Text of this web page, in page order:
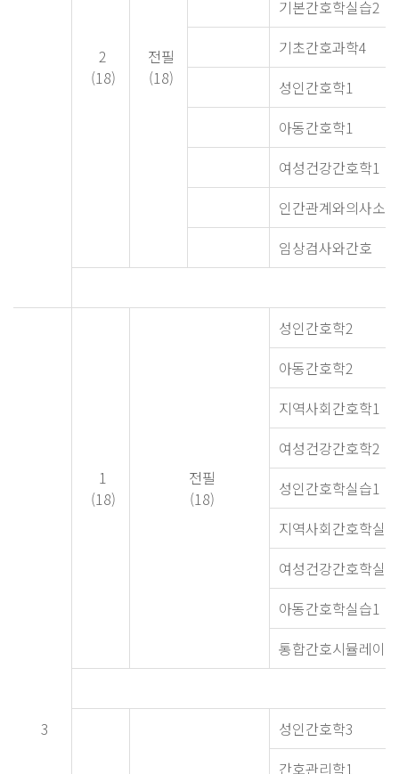
2
(18)
전필
(18)
기본간호학실습2
기초간호과학4
성인간호학1
아동간호학1
여성건강간호학1
인간관계와의사소통
임상검사와간호
3
1
(18)
전필
(18)
성인간호학2
아동간호학2
지역사회간호학1
여성건강간호학2
성인간호학실습1
지역사회간호학실
여성건강간호학실
아동간호학실습1
통합간호시뮬레이
성인간호학3
간호관리학1